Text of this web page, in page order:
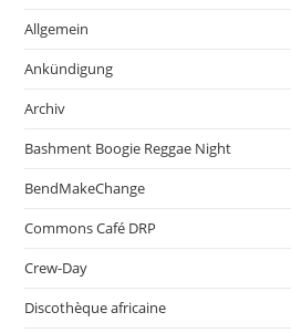
Allgemein
Ankündigung
Archiv
Bashment Boogie Reggae Night
BendMakeChange
Commons Café DRP
Crew-Day
Discothèque africaine